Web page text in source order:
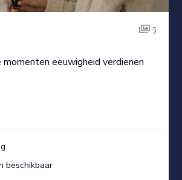
5
eeuwigheid verdienen
beschikbaar